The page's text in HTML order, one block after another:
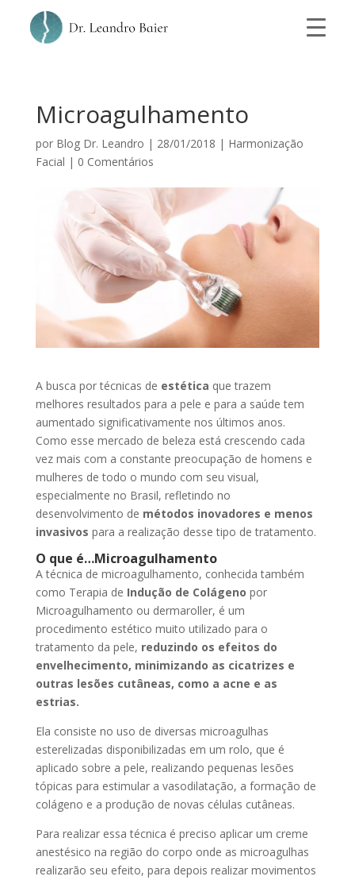
Microagulhamento
por Blog Dr. Leandro | 28/01/2018 | Harmonização
Facial | 0 Comentários
A busca por técnicas de estética que trazem
melhores resultados para a pele e para a saúde tem
aumentado significativamente nos últimos anos.
Como esse mercado de beleza está crescendo cada
vez mais com a constante preocupação de homens e
mulheres de todo o mundo com seu visual,
especialmente no Brasil, refletindo no
desenvolvimento de métodos inovadores e menos
invasivos para a realização desse tipo de tratamento.
O que é…Microagulhamento
A técnica de microagulhamento, conhecida também
como Terapia de Indução de Colágeno por
Microagulhamento ou dermaroller, é um
procedimento estético muito utilizado para o
tratamento da pele, reduzindo os efeitos do
envelhecimento, minimizando as cicatrizes e
outras lesões cutâneas, como a acne e as
estrias.
Ela consiste no uso de diversas microagulhas
esterelizadas disponibilizadas em um rolo, que é
aplicado sobre a pele, realizando pequenas lesões
tópicas para estimular a vasodilatação, a formação de
colágeno e a produção de novas células cutâneas.
Para realizar essa técnica é preciso aplicar um creme
anestésico na região do corpo onde as microagulhas
realizarão seu efeito, para depois realizar movimentos